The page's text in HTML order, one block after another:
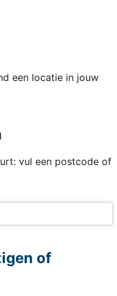
een locatie in jouw
vul een postcode of
of